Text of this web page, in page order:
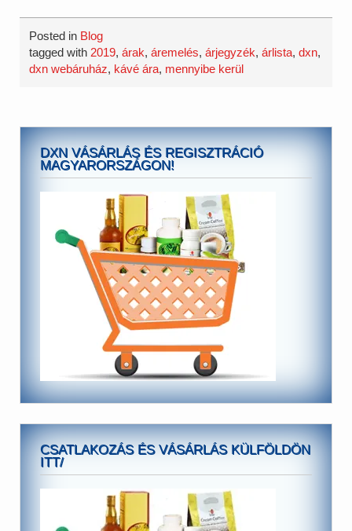
Posted in Blog
tagged with2019,árak,áremelés,árjegyzék,árlista,dxn,
dxn webáruház, kávé ára, mennyibe kerül
DXN VÁSÁRLÁS ÉS REGISZTRÁCIÓ
MAGYARORSZÁGON!
CSATLAKOZÁS ÉS VÁSÁRLÁS KÜLFÖLDÖN
ITT/